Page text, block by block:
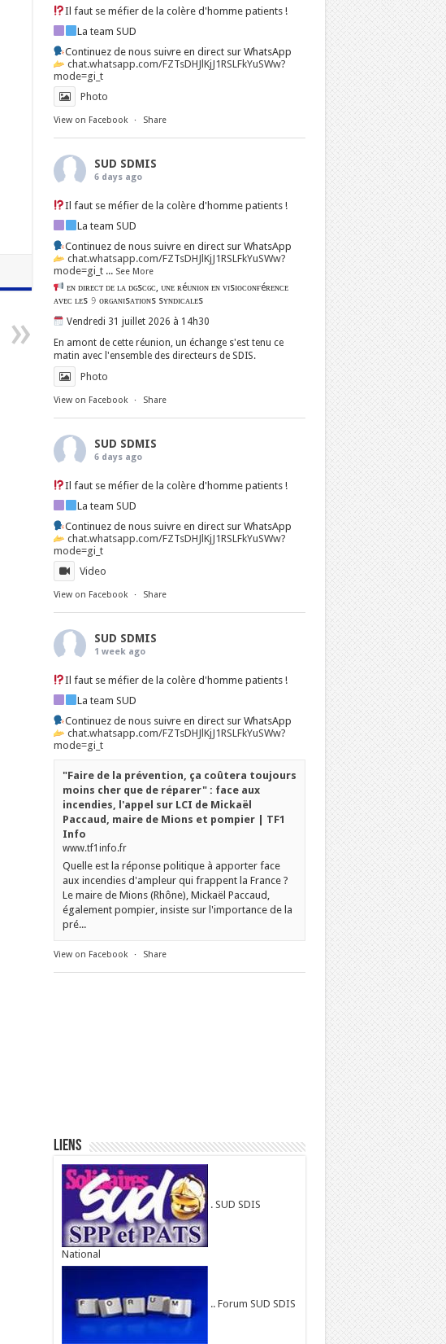
Il faut se méfier de la colère d'homme patients !
La team SUD
Continuez de nous suivre en direct sur WhatsApp
chat.whatsapp.com/FZTsDHJlKjJ1RSLFkYuSWw?
mode=gi_t
Photo
View on Facebook · Share
SUD SDMIS
6 days ago
Il faut se méfier de la colère d'homme patients !
La team SUD
Continuez de nous suivre en direct sur WhatsApp
chat.whatsapp.com/FZTsDHJlKjJ1RSLFkYuSWw?
mode=gi_t
ᴇɴ ᴅɪʀᴇᴄᴛ ᴅᴇ ʟᴀ ᴅɢsᴄɢᴄ, ᴜɴᴇ ʀéᴜɴɪᴏɴ ᴇɴ ᴠɪsɪᴏᴄᴏɴғéʀᴇɴᴄᴇ
ᴀᴠᴇᴄ ʟᴇs 𝟿 ᴏʀɢᴀɴɪsᴀᴛɪᴏɴs sʏɴᴅɪᴄᴀʟᴇs
Vendredi 31 juillet 2026 à 14h30
En amont de cette réunion, un échange s'est tenu ce
matin avec l'ensemble des directeurs de SDIS.
... See More
Photo
View on Facebook · Share
SUD SDMIS
6 days ago
Il faut se méfier de la colère d'homme patients !
La team SUD
Continuez de nous suivre en direct sur WhatsApp
chat.whatsapp.com/FZTsDHJlKjJ1RSLFkYuSWw?
mode=gi_t
Video
View on Facebook · Share
SUD SDMIS
1 week ago
Il faut se méfier de la colère d'homme patients !
La team SUD
Continuez de nous suivre en direct sur WhatsApp
chat.whatsapp.com/FZTsDHJlKjJ1RSLFkYuSWw?
mode=gi_t
"Faire de la prévention, ça coûtera toujours
moins cher que de réparer" : face aux
incendies, l'appel sur LCI de Mickaël
Paccaud, maire de Mions et pompier | TF1
Info
www.tf1info.fr
Quelle est la réponse politique à apporter face
aux incendies d'ampleur qui frappent la France ?
Le maire de Mions (Rhône), Mickaël Paccaud,
également pompier, insiste sur l'importance de la
pré...
View on Facebook · Share
Liens
. SUD SDIS
National
.. Forum SUD SDIS